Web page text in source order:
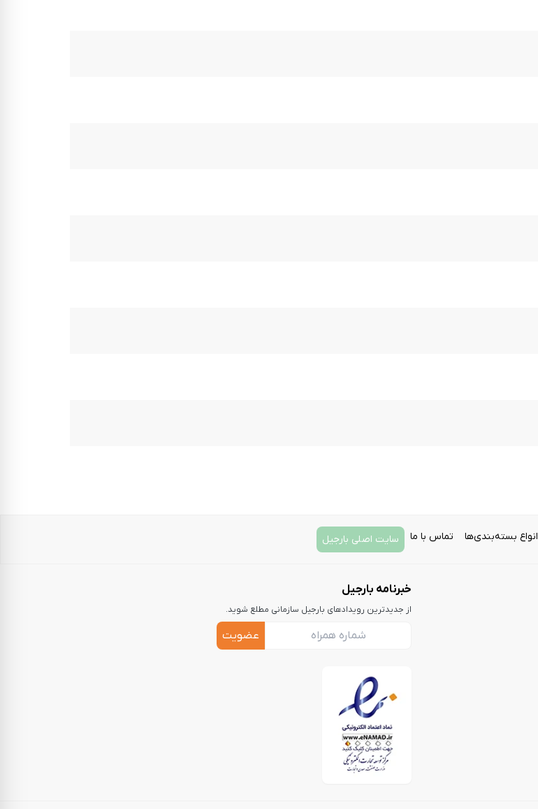
انواع بسته‌بندی‌ها تماس با ما سایت اصلی بارجیل
خبرنامه بارجیل
از جدیدترین رویدادهای بارجیل سازمانی مطلع شوید.
عضویت